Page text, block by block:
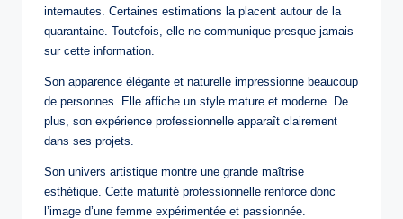
internautes. Certaines estimations la placent autour de la
quarantaine. Toutefois, elle ne communique presque jamais
sur cette information.
Son apparence élégante et naturelle impressionne beaucoup
de personnes. Elle affiche un style mature et moderne. De
plus, son expérience professionnelle apparaît clairement
dans ses projets.
Son univers artistique montre une grande maîtrise
esthétique. Cette maturité professionnelle renforce donc
l’image d’une femme expérimentée et passionnée.